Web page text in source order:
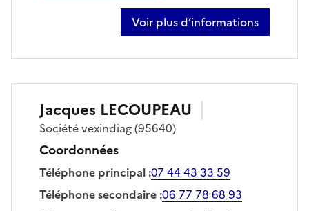
Voir plus d’informations
sur eric kranich
Jacques LECOUPEAU
Sociétévexindiag(95640)
Coordonnées
Téléphone principal:07 44 43 33 59
Téléphone secondaire:06 77 78 68 93